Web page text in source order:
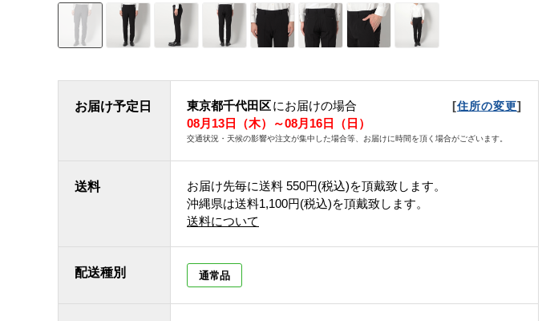
お届け予定日 東京都千代田区にお届けの場合 [住所の変更]
08月13日（木）～08月16日（日）
交通状況・天候の影響や注文が集中した場合等、お届けに時間を頂く場合がございます。
送料 お届け先毎に送料 550円(税込)を頂戴致します。
沖縄県は送料1,100円(税込)を頂戴致します。
送料について
配送種別 通常品